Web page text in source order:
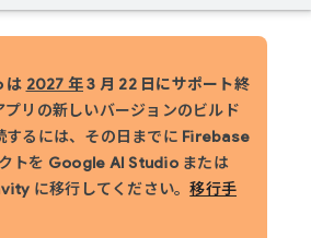
は 2027 年3 月 22 日にサポート終
プリの新しいバージョンのビルド
するには、その日までに Firebase
トを Google AI Studio または
に移行してください。移行手